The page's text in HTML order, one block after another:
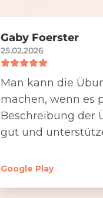
Gaby Foerster
25.02.2026
Man kann die
machen, wenn es
Beschreibung der
gut und
Google Play